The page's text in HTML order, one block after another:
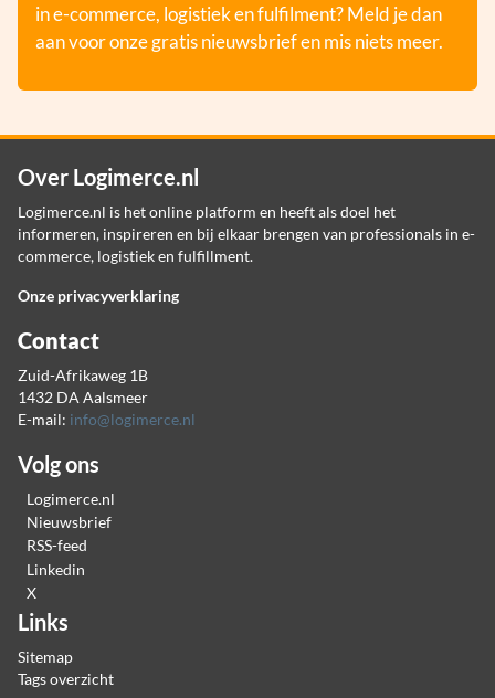
in e-commerce, logistiek en fulfilment? Meld je dan
aan voor onze gratis nieuwsbrief en mis niets meer.
Over Logimerce.nl
Logimerce.nl is het online platform en heeft als doel het
informeren, inspireren en bij elkaar brengen van professionals in e-
commerce, logistiek en fulfillment.
Onze privacyverklaring
Contact
Zuid-Afrikaweg 1B
1432 DA Aalsmeer
E-mail: info@logimerce.nl
Volg ons
Logimerce.nl
Nieuwsbrief
RSS-feed
Linkedin
X
Links
Sitemap
Tags overzicht